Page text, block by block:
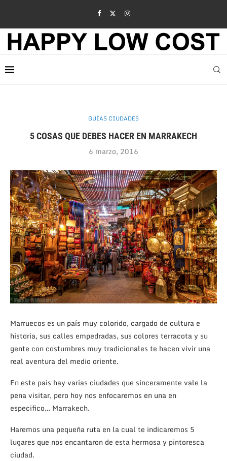
GUÍAS CIUDADES
5 COSAS QUE DEBES HACER EN MARRAKECH
6 marzo, 2016
Marruecos es un país muy colorido, cargado de cultura e
historia, sus calles empedradas, sus colores terracota y su
gente con costumbres muy tradicionales te hacen vivir una
real aventura del medio oriente.
En este país hay varias ciudades que sinceramente vale la
pena visitar, pero hoy nos enfocaremos en una en
especifico… Marrakech.
Haremos una pequeña ruta en la cual te indicaremos 5
lugares que nos encantaron de esta hermosa y pintoresca
ciudad.